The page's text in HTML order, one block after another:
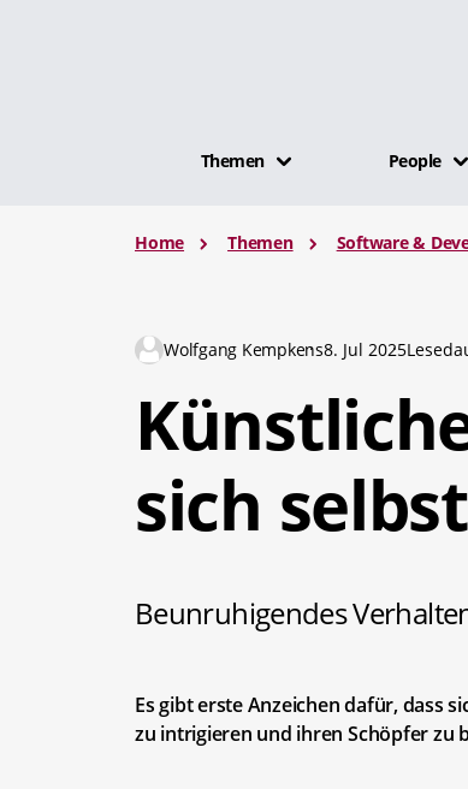
Themen People
Home Themen Software &
Wolfgang Kempkens8. Jul 2025
sich
Beunruhigendes
Es gibt erste Anzeichen dafür, dass
zu intrigieren und ihren Schöpfer zu